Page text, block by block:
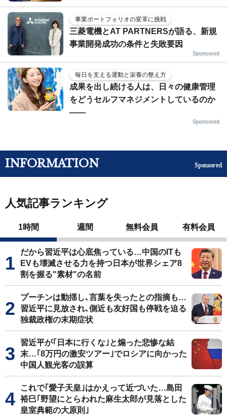
事業ポートフォリオの変革に挑戦
三菱電機とAT PARTNERSが語る、新規
事業開発成功の条件と失敗要因
Sponsored
毎日を支える運動と栄養の整え方
成果を出し続ける人は、日々の健康管理
をどうセルフマネジメントしているのか
——
Sponsored
INFORMATION Sponsored
人気記事ランキング
1時間 週間 無料会員 有料会員
だから習近平は心底焦っている…中国のITも
EVも壊滅させる力を持つ日本が世界シェア8
割を握る"素材"の名前
プーチンは動揺し､言葉を失ったとの指摘も…
習近平に見放され､側近も友好国も停戦を迫る
独裁政権の末期症状
習近平が｢日本に行くな｣と煽った悲惨な結
末…｢8万円の激安ツアー｣でロシアに向かった
中国人観光客の誤算
これで｢愛子天皇｣はかえって近づいた…島田
裕巳｢野望にとらわれた麻生太郎が見落とした
皇室典範の大原則｣